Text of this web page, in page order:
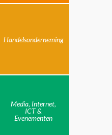
Handelsonderneming
Media, Internet,
ICT &
Evenementen